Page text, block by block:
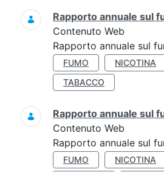
Rapporto annuale sul
Contenuto Web
Rapporto annuale sul
FUMO NICOTINA
TABACCO
Rapporto annuale sul
Contenuto Web
Rapporto annuale sul
FUMO NICOTINA